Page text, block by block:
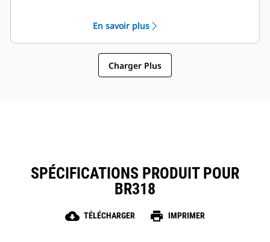
En savoir plus
Charger Plus
SPÉCIFICATIONS PRODUIT POUR
BR318
cloud_download TÉLÉCHARGER print IMPRIMER